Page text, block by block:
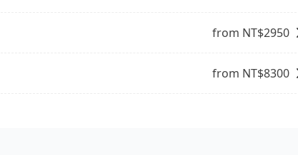
from NT$2950
from NT$8300